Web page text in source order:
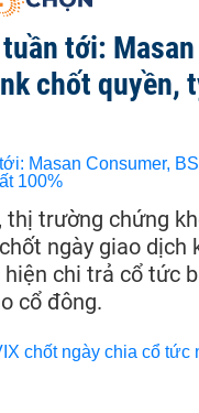
tới: Masan
chốt quyền,
thị trường chứng
ngày giao dịch
chi trả cổ tức
cổ đông.